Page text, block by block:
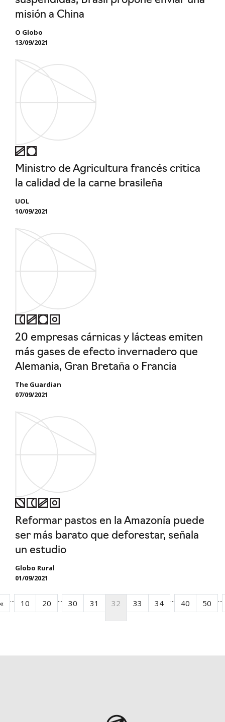
misión a China
O Globo
13/09/2021
Ministro de Agricultura francés critica
la calidad de la carne brasileña
UOL
10/09/2021
20 empresas cárnicas y lácteas emiten
más gases de efecto invernadero que
Alemania, Gran Bretaña o Francia
The Guardian
07/09/2021
Reformar pastos en la Amazonía puede
ser más barato que deforestar, señala
un estudio
Globo Rural
01/09/2021
... 10 20 ... 30 31 32 33 34 ... 40 50 ...